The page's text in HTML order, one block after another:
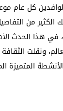
كل عام
في هذا الحدث
ونقلت
المتميزة